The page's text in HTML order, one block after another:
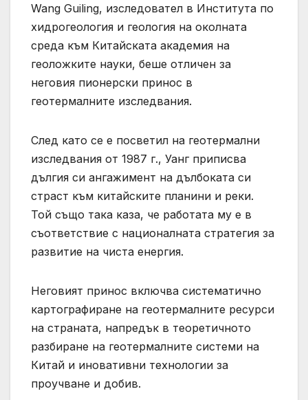
Wang Guiling, изследовател в Института по
хидрогеология и геология на околната
среда към Китайската академия на
геоложките науки, беше отличен за
неговия пионерски принос в
геотермалните изследвания.
След като се е посветил на геотермални
изследвания от 1987 г., Уанг приписва
дългия си ангажимент на дълбоката си
страст към китайските планини и реки.
Той също така каза, че работата му е в
съответствие с националната стратегия за
развитие на чиста енергия.
Неговият принос включва систематично
картографиране на геотермалните ресурси
на страната, напредък в теоретичното
разбиране на геотермалните системи на
Китай и иновативни технологии за
проучване и добив.